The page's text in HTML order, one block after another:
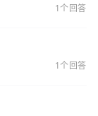
1个回答
1个回答